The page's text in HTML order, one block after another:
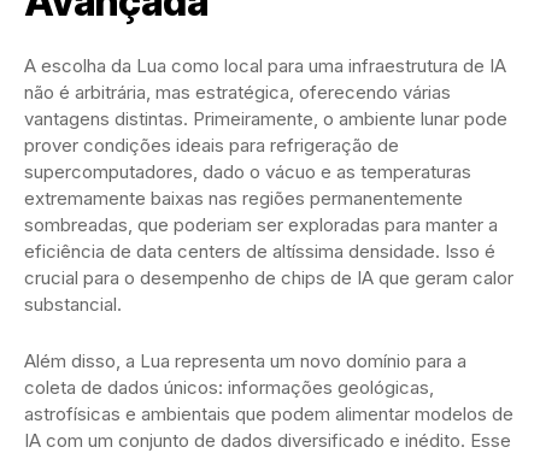
A escolha da Lua como local para uma infraestrutura de IA
não é arbitrária, mas estratégica, oferecendo várias
vantagens distintas. Primeiramente, o ambiente lunar pode
prover condições ideais para refrigeração de
supercomputadores, dado o vácuo e as temperaturas
extremamente baixas nas regiões permanentemente
sombreadas, que poderiam ser exploradas para manter a
eficiência de data centers de altíssima densidade. Isso é
crucial para o desempenho de chips de IA que geram calor
substancial.
Além disso, a Lua representa um novo domínio para a
coleta de dados únicos: informações geológicas,
astrofísicas e ambientais que podem alimentar modelos de
IA com um conjunto de dados diversificado e inédito. Esse